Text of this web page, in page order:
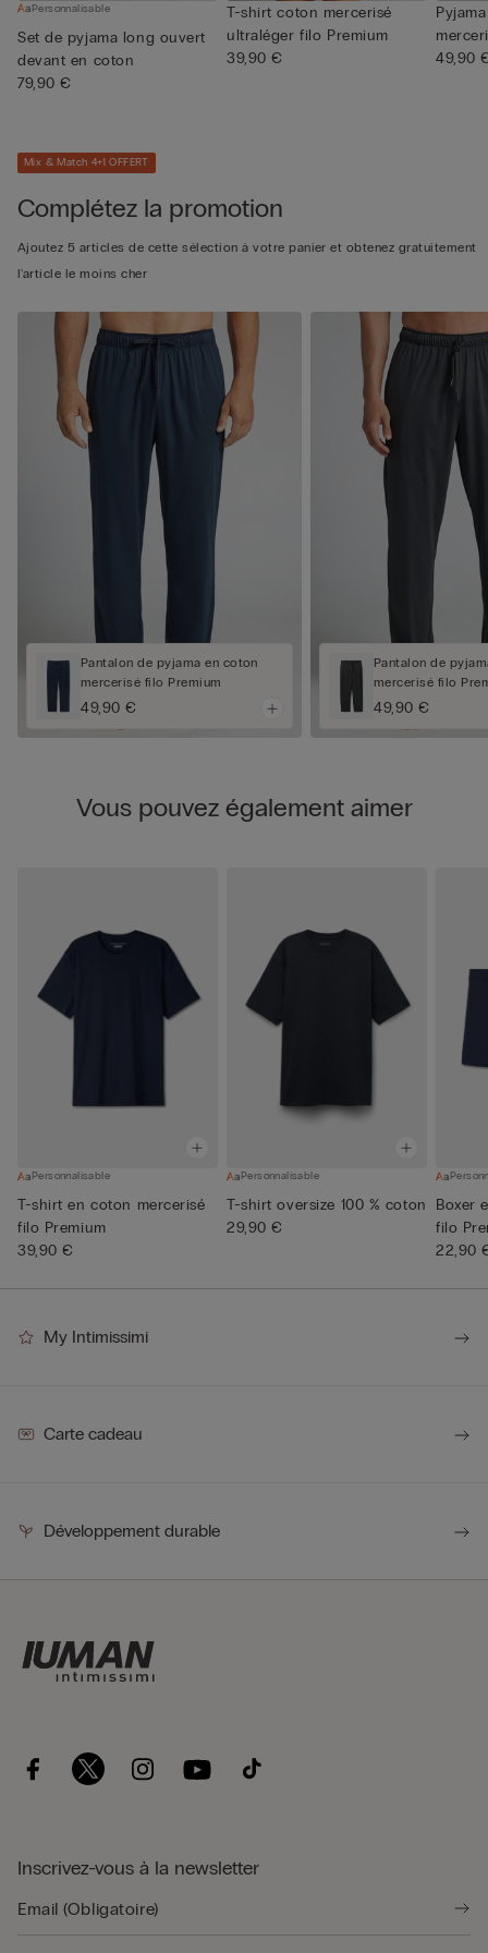
Personnalisable
Set de pyjama long ouvert
devant en coton
79,90 €
T-shirt coton mercerisé
ultraléger filo Premium
39,90 €
49,90
Mix & Match 4+1 OFFERT
Complétez la promotion
Ajoutez 5 articles de cette sélection à votre panier et obtenez gratuitement
l'article le moins cher
Pantalon de pyjama en coton
mercerisé filo Premium
49,90 €
Pantalon de
mercerisé filo
49,90 €
Vous pouvez également aimer
Personnalisable
T-shirt en coton mercerisé
filo Premium
39,90 €
Personnalisable
T-shirt oversize 100 % coton
29,90 €
Boxer
filo
22,90
My Intimissimi
Carte cadeau
Développement durable
Inscrivez-vous à la newsletter